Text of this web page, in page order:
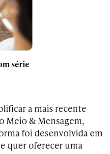
série
a mais recente
Meio & Mensagem,
foi desenvolvida em
quer oferecer uma